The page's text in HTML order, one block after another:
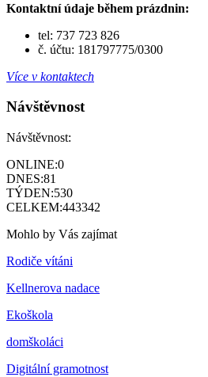
Kontaktní údaje během prázdnin:
tel: 737 723 826
č. účtu: 181797775/0300
Více v kontaktech
Návštěvnost
Návštěvnost:
ONLINE:0
DNES:81
TÝDEN:530
CELKEM:443342
Mohlo by Vás zajímat
Rodiče vítáni
Kellnerova nadace
Ekoškola
domškoláci
Digitální gramotnost